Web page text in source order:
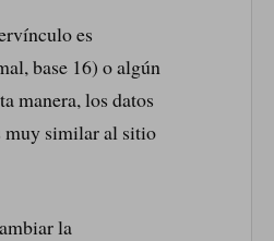
es
base 16) o algún
manera, los datos
muy similar al sitio
la